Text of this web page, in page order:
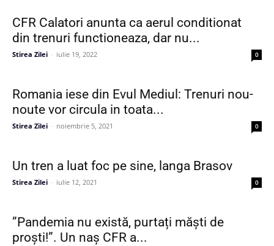
CFR Calatori anunta ca aerul conditionat
din trenuri functioneaza, dar nu...
Stirea Zilei - iulie 19, 2022 0
Romania iese din Evul Mediul: Trenuri nou-
noute vor circula in toata...
Stirea Zilei - noiembrie 5, 2021 0
Un tren a luat foc pe sine, langa Brasov
Stirea Zilei - iulie 12, 2021 0
”Pandemia nu există, purtați măști de
proști!”. Un naș CFR a...